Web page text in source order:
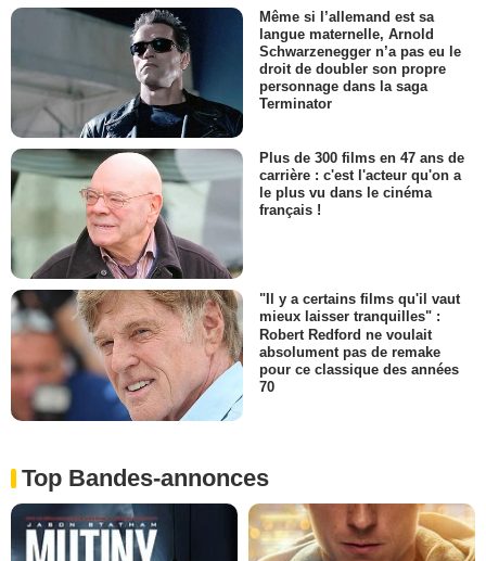
Même si l’allemand est sa
langue maternelle, Arnold
Schwarzenegger n’a pas eu le
droit de doubler son propre
personnage dans la saga
Terminator
Plus de 300 films en 47 ans de
carrière : c'est l'acteur qu'on a
le plus vu dans le cinéma
français !
"Il y a certains films qu'il vaut
mieux laisser tranquilles" :
Robert Redford ne voulait
absolument pas de remake
pour ce classique des années
70
Top Bandes-annonces